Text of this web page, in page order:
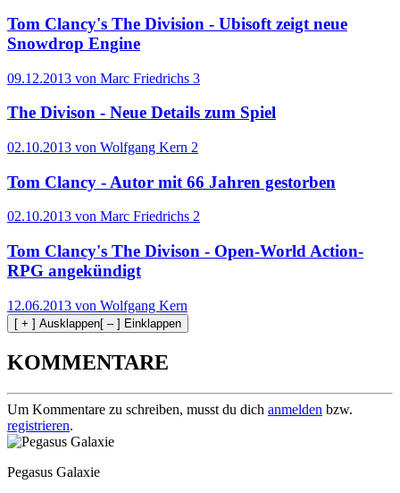
Tom Clancy's The Division - Ubisoft zeigt neue
Snowdrop Engine
09.12.2013 von Marc Friedrichs 3
The Divison - Neue Details zum Spiel
02.10.2013 von Wolfgang Kern 2
Tom Clancy - Autor mit 66 Jahren gestorben
02.10.2013 von Marc Friedrichs 2
Tom Clancy's The Divison - Open-World Action-
RPG angekündigt
12.06.2013 von Wolfgang Kern
[ + ] Ausklappen[ – ] Einklappen
KOMMENTARE
Um Kommentare zu schreiben, musst du dich anmelden bzw.
registrieren.
Pegasus Galaxie